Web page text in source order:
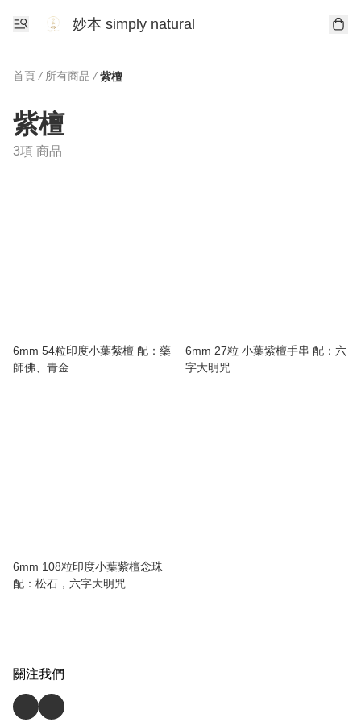
妙本 simply natural
首頁 / 所有商品 / 紫檀
紫檀
3項 商品
6mm 54粒印度小葉紫檀 配：藥
師佛、青金
6mm 27粒 小葉紫檀手串 配：六
字大明咒
6mm 108粒印度小葉紫檀念珠
配：松石，六字大明咒
關注我們